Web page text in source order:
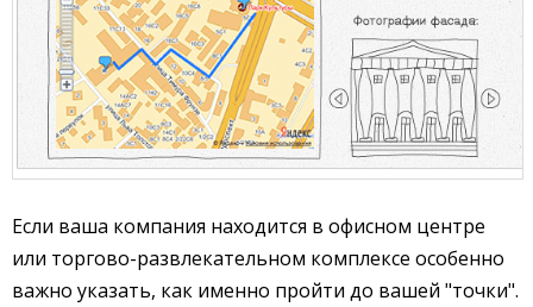
Если ваша компания находится в офисном центре
или торгово-развлекательном комплексе особенно
важно указать, как именно пройти до вашей "точки".